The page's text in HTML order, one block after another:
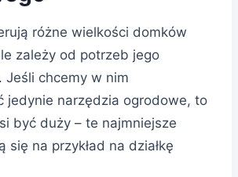
różne wielkości domków
zależy od potrzeb jego
Jeśli chcemy w nim
jedynie narzędzia ogrodowe, to
być duży – te najmniejsze
się na przykład na działkę